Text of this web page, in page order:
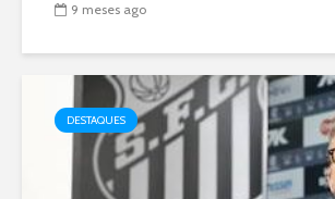
9 meses ago
DESTAQUES